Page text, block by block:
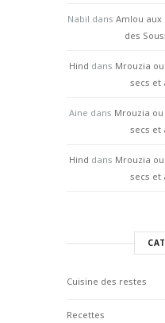
Nabil dans Amlou
des
Hind dans Mrouzia
secs et
Aine dans Mrouzia
secs et
Hind dans Mrouzia
secs et
Cuisine des restes
Recettes